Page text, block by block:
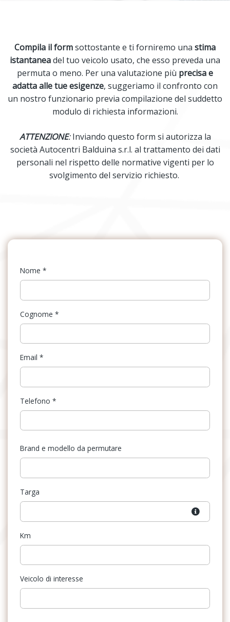
Compila il formsottostante e ti forniremo una stima
istantaneadel tuo veicolo usato, che esso preveda una
permuta o meno. Per una valutazione più precisa e
adatta alle tue esigenze, suggeriamo il confronto con
un nostro funzionario previa compilazione del suddetto
modulo di richiesta informazioni.
ATTENZIONE:Inviando questo form si autorizza la
società Autocentri Balduina s.r.l. al trattamento dei dati
personali nel rispetto delle normative vigenti per lo
svolgimento del servizio richiesto.
Nome *
Cognome *
Email *
Telefono *
Brand e modello da permutare
Targa
Km
Veicolo di interesse